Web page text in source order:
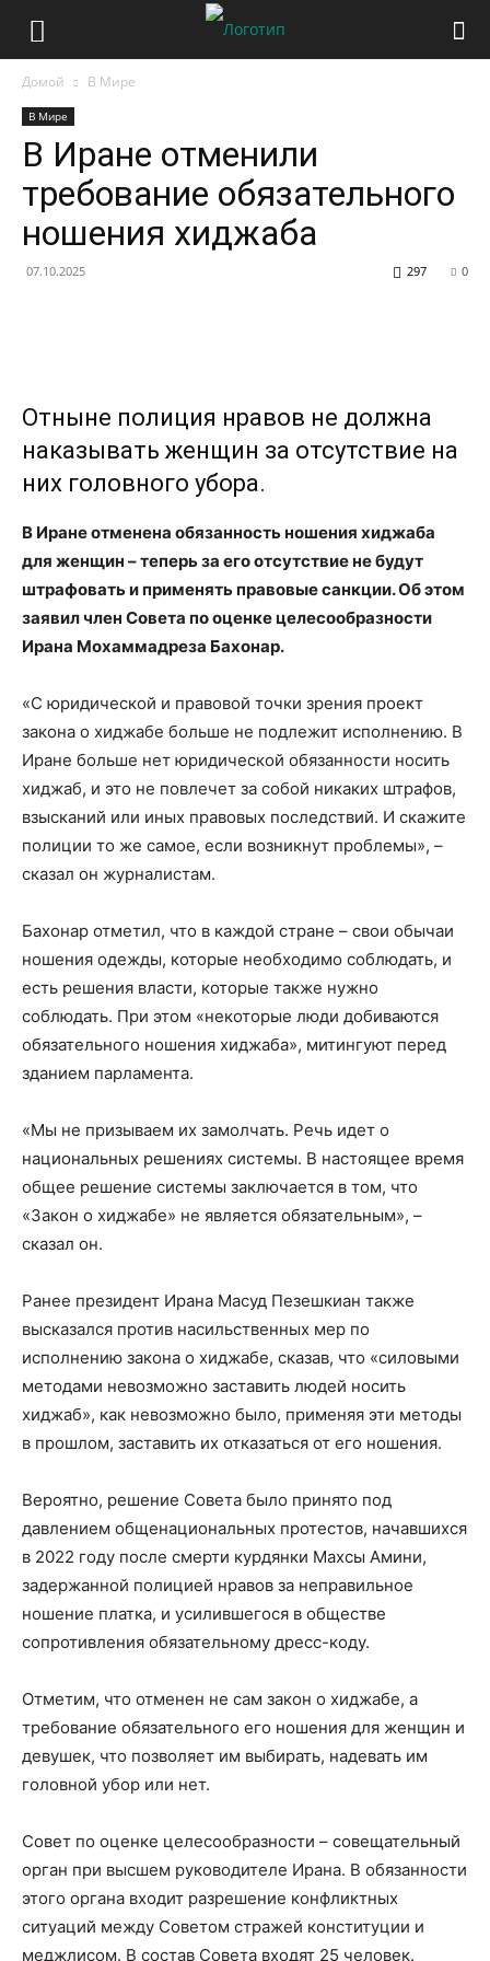
Домой В Мире
В Мире
В Иране отменили
требование обязательного
ношения хиджаба
07.10.2025 0
297
Отныне полиция нравов не должна
наказывать женщин за отсутствие на
них головного убора.
В Иране отменена обязанность ношения хиджаба
для женщин – теперь за его отсутствие не будут
штрафовать и применять правовые санкции. Об этом
заявил член Совета по оценке целесообразности
Ирана Мохаммадреза Бахонар.
«С юридической и правовой точки зрения проект
закона о хиджабе больше не подлежит исполнению. В
Иране больше нет юридической обязанности носить
хиджаб, и это не повлечет за собой никаких штрафов,
взысканий или иных правовых последствий. И скажите
полиции то же самое, если возникнут проблемы», –
сказал он журналистам.
Бахонар отметил, что в каждой стране – свои обычаи
ношения одежды, которые необходимо соблюдать, и
есть решения власти, которые также нужно
соблюдать. При этом «некоторые люди добиваются
обязательного ношения хиджаба», митингуют перед
зданием парламента.
«Мы не призываем их замолчать. Речь идет о
национальных решениях системы. В настоящее время
общее решение системы заключается в том, что
«Закон о хиджабе» не является обязательным», –
сказал он.
Ранее президент Ирана Масуд Пезешкиан также
высказался против насильственных мер по
исполнению закона о хиджабе, сказав, что «силовыми
методами невозможно заставить людей носить
хиджаб», как невозможно было, применяя эти методы
в прошлом, заставить их отказаться от его ношения.
Вероятно, решение Совета было принято под
давлением общенациональных протестов, начавшихся
в 2022 году после смерти курдянки Махсы Амини,
задержанной полицией нравов за неправильное
ношение платка, и усилившегося в обществе
сопротивления обязательному дресс-коду.
Отметим, что отменен не сам закон о хиджабе, а
требование обязательного его ношения для женщин и
девушек, что позволяет им выбирать, надевать им
головной убор или нет.
Совет по оценке целесообразности – совещательный
орган при высшем руководителе Ирана. В обязанности
этого органа входит разрешение конфликтных
ситуаций между Советом стражей конституции и
меджлисом. В состав Совета входят 25 человек.